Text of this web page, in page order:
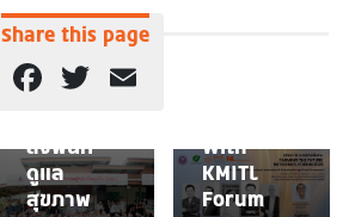
Share this page
Facebook
Twitter
สุขภาพ
เดินหน้า
โครงการ
“Living
ลงพื้นที่
ดูแล
สุขภาพ
With
KMITL
Forum